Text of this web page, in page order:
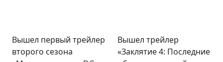
Вышел первый трейлер
второго сезона
Вышел трейлер
«Заклятие 4: Последние